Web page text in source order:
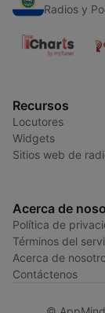
Radios y
Recursos
Locutores
Widgets
Sitios web de
Acerca de
Política de
Términos del
Acerca de
Contáctenos